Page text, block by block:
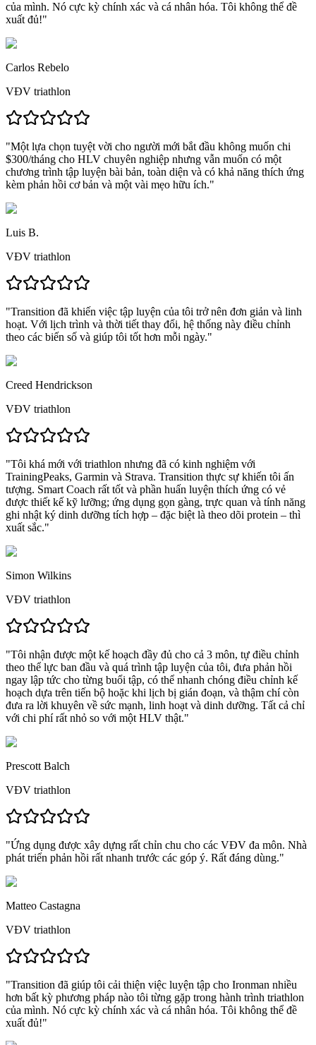
của mình. Nó cực kỳ chính xác và cá nhân hóa. Tôi không thể đề
xuất đủ!"
Carlos Rebelo
VĐV triathlon
"Một lựa chọn tuyệt vời cho người mới bắt đầu không muốn chi
$300/tháng cho HLV chuyên nghiệp nhưng vẫn muốn có một
chương trình tập luyện bài bản, toàn diện và có khả năng thích ứng
kèm phản hồi cơ bản và một vài mẹo hữu ích."
Luis B.
VĐV triathlon
"Transition đã khiến việc tập luyện của tôi trở nên đơn giản và linh
hoạt. Với lịch trình và thời tiết thay đổi, hệ thống này điều chỉnh
theo các biến số và giúp tôi tốt hơn mỗi ngày."
Creed Hendrickson
VĐV triathlon
"Tôi khá mới với triathlon nhưng đã có kinh nghiệm với
TrainingPeaks, Garmin và Strava. Transition thực sự khiến tôi ấn
tượng. Smart Coach rất tốt và phần huấn luyện thích ứng có vẻ
được thiết kế kỹ lưỡng; ứng dụng gọn gàng, trực quan và tính năng
ghi nhật ký dinh dưỡng tích hợp – đặc biệt là theo dõi protein – thì
xuất sắc."
Simon Wilkins
VĐV triathlon
"Tôi nhận được một kế hoạch đầy đủ cho cả 3 môn, tự điều chỉnh
theo thể lực ban đầu và quá trình tập luyện của tôi, đưa phản hồi
ngay lập tức cho từng buổi tập, có thể nhanh chóng điều chỉnh kế
hoạch dựa trên tiến bộ hoặc khi lịch bị gián đoạn, và thậm chí còn
đưa ra lời khuyên về sức mạnh, linh hoạt và dinh dưỡng. Tất cả chỉ
với chi phí rất nhỏ so với một HLV thật."
Prescott Balch
VĐV triathlon
"Ứng dụng được xây dựng rất chỉn chu cho các VĐV đa môn. Nhà
phát triển phản hồi rất nhanh trước các góp ý. Rất đáng dùng."
Matteo Castagna
VĐV triathlon
"Transition đã giúp tôi cải thiện việc luyện tập cho Ironman nhiều
hơn bất kỳ phương pháp nào tôi từng gặp trong hành trình triathlon
của mình. Nó cực kỳ chính xác và cá nhân hóa. Tôi không thể đề
xuất đủ!"